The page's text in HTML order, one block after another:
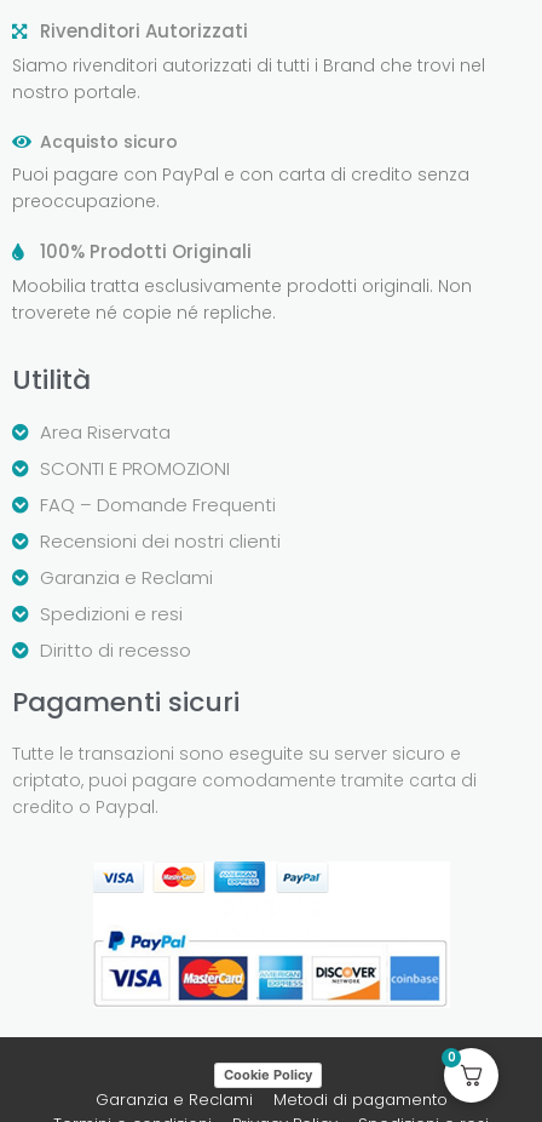
Rivenditori Autorizzati
Siamo rivenditori autorizzati di tutti i Brand che trovi nel
nostro portale.
Acquisto sicuro
Puoi pagare con PayPal e con carta di credito senza
preoccupazione.
100% Prodotti Originali
Moobilia tratta esclusivamente prodotti originali. Non
troverete né copie né repliche.
Utilità
Area Riservata
SCONTI E PROMOZIONI
FAQ – Domande Frequenti
Recensioni dei nostri clienti
Garanzia e Reclami
Spedizioni e resi
Diritto di recesso
Pagamenti sicuri
Tutte le transazioni sono eseguite su server sicuro e
criptato, puoi pagare comodamente tramite carta di
credito o Paypal.
Cookie Policy
Garanzia e Reclami
Metodi di pagamento
0